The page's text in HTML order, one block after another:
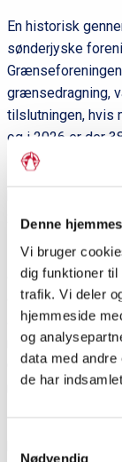
Denne
Vi bruger
dig funktioner
trafik. Vi deler
hjemmeside
og
data med andre
de har
Nødvendig
En historisk
sønderjyske
grænsedragning,
tilslutningen, hvis
og i 2026 er der
Midt 1960’erne
20.
Men tilbage til
debat. Der blev
den nuværende
at der med
regioner i
regionsvalgte.